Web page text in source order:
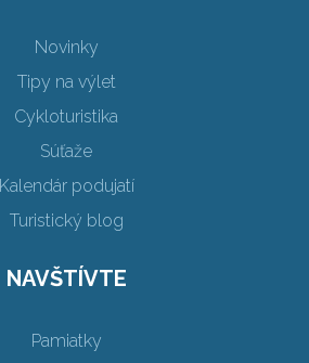
Novinky
Tipy na výlet
Cykloturistika
Súťaže
Kalendár podujatí
Turistický blog
NAVŠTÍVTE
Pamiatky